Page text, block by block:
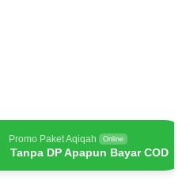
Promo Paket Aqiqah Online
Tanpa DP Apapun Bayar COD